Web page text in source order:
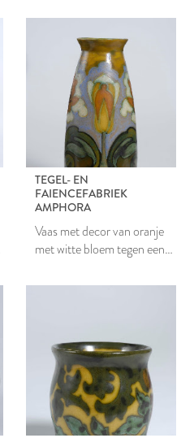
TEGEL- EN
FAIENCEFABRIEK
AMPHORA
Vaas met decor van oranje
met witte bloem tegen een